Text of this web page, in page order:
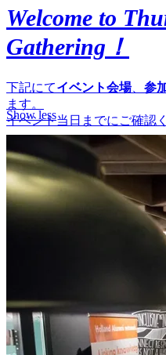
Welcome to
Gathering！
下記にてイベント会場、 参
ます。
イベント当日までにご確認
Below, you’ll find information
register, and how to join
the details before the event day .
——
現地会場 | Venue：ONE
〒810-0001
1 Chome-11-1 Tenjin,
*オフィス直通エレベーター
Please take the office-direct
(行き方動画 | Direction video)
Show less